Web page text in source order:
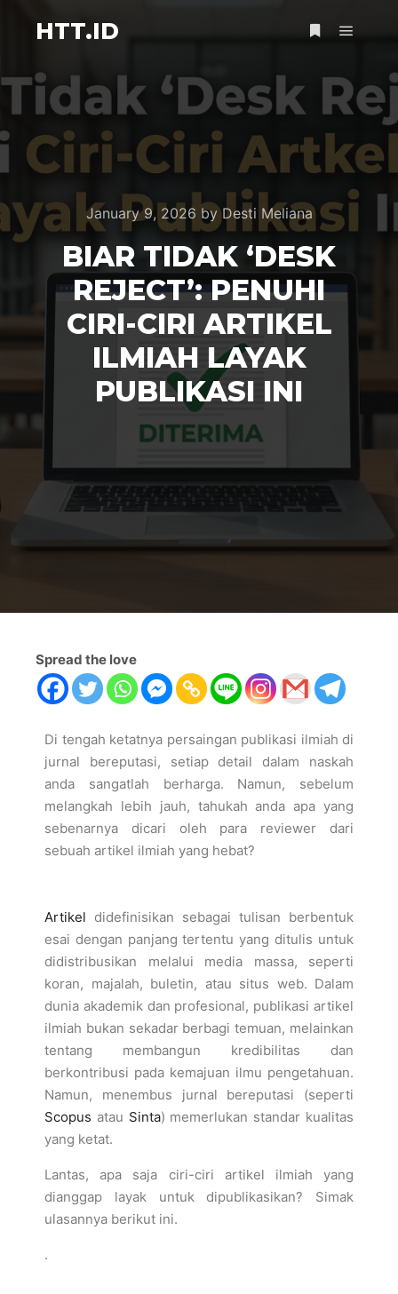
HTT.ID
January 9, 2026 byDesti Meliana
BIAR TIDAK ‘DESK
REJECT’: PENUHI
CIRI-CIRI ARTIKEL
ILMIAH LAYAK
PUBLIKASI INI
Spread the love
Di tengah ketatnya persaingan publikasi ilmiah di
jurnal bereputasi, setiap detail dalam naskah
anda sangatlah berharga. Namun, sebelum
melangkah lebih jauh, tahukah anda apa yang
sebenarnya dicari oleh para reviewer dari
sebuah artikel ilmiah yang hebat?
Artikel didefinisikan sebagai tulisan berbentuk
esai dengan panjang tertentu yang ditulis untuk
didistribusikan melalui media massa, seperti
koran, majalah, buletin, atau situs web. Dalam
dunia akademik dan profesional, publikasi artikel
ilmiah bukan sekadar berbagi temuan, melainkan
tentang membangun kredibilitas dan
berkontribusi pada kemajuan ilmu pengetahuan.
Namun, menembus jurnal bereputasi (seperti
Scopus atau Sinta) memerlukan standar kualitas
yang ketat.
Lantas, apa saja ciri-ciri artikel ilmiah yang
dianggap layak untuk dipublikasikan? Simak
ulasannya berikut ini.
.